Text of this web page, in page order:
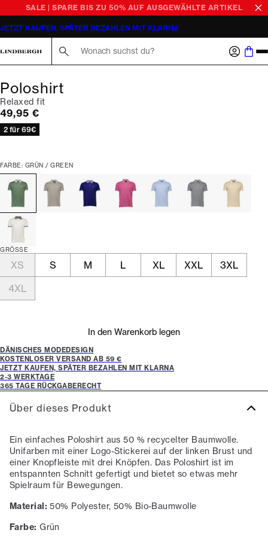
SALE | SPARE BIS ZU 50% AUF AUSGEWÄHLTE ARTIKEL
JETZT KAUFEN, SPÄTER BEZAHLEN MIT KLARNA
Poloshirt
Relaxed fit
Preis
49,95 €
2 für 69€
FARBE: GRÜN / GREEN
GRÖSSE
XS S M L XL XXL
3XL
4XL
In den Warenkorb legen
DÄNISCHES MODEDESIGN
KOSTENLOSER VERSAND AB 59 €
JETZT KAUFEN, SPÄTER BEZAHLEN MIT KLARNA
2-3 WERKTAGE
365 TAGE RÜCKGABERECHT
Über dieses Produkt
Ein einfaches Poloshirt aus 50 % recycelter Baumwolle.
Unifarben mit einer Logo-Stickerei auf der linken Brust und
einer Knopfleiste mit drei Knöpfen. Das Poloshirt ist im
entspannten Schnitt gefertigt und bietet so etwas mehr
Spielraum für Bewegungen.
Material: 50% Polyester, 50% Bio-Baumwolle
Farbe: Grün